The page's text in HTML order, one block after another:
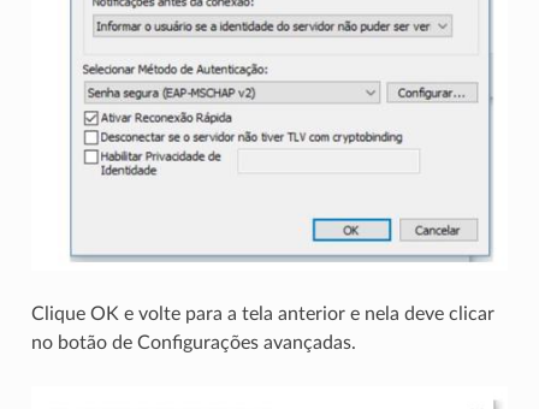
Clique OK e volte para a tela anterior e nela deve clicar
no botão de Configurações avançadas.